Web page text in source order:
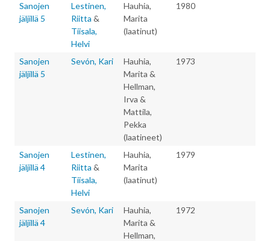
Sanojen
jäljillä 5
Lestinen,
Riitta &
Tiisala,
Helvi
Hauhia,
Marita
(laatinut)
1980
Sanojen
jäljillä 5
Sevón, Kari
Hauhia,
Marita &
Hellman,
Irva &
Mattila,
Pekka
(laatineet)
1973
Sanojen
jäljillä 4
Lestinen,
Riitta &
Tiisala,
Helvi
Hauhia,
Marita
(laatinut)
1979
Sanojen
jäljillä 4
Sevón, Kari
Hauhia,
Marita &
Hellman,
1972